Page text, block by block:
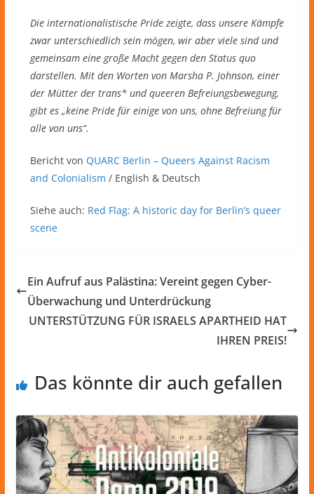
Die internationalistische Pride zeigte, dass unsere Kämpfe
zwar unterschiedlich sein mögen, wir aber viele sind und
gemeinsam eine große Macht gegen den Status quo
darstellen. Mit den Worten von Marsha P. Johnson, einer
der Mütter der trans* und queeren Befreiungsbewegung,
gibt es „keine Pride für einige von uns, ohne Befreiung für
alle von uns“.
Bericht von QUARC Berlin – Queers Against Racism
and Colonialism / English & Deutsch
Siehe auch: Red Flag: A historic day for Berlin’s queer
scene
Ein Aufruf aus Palästina: Vereint gegen Cyber-
Überwachung und Unterdrückung
UNTERSTÜTZUNG FÜR ISRAELS APARTHEID HAT
IHREN PREIS!
Das könnte dir auch gefallen